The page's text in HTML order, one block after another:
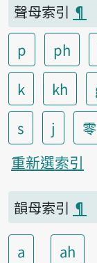
聲母索引 ¶
p
ph
k
kh
s
j
重新選索引
韻母索引 ¶
a ah